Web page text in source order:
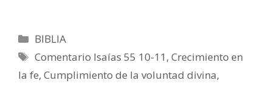
Categorías
BIBLIA
Etiquetas
Comentario Isaías 55 10-11 ,Crecimiento en
la fe, Cumplimiento de la voluntad divina,